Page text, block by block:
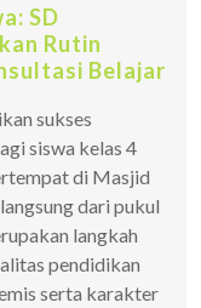
SD
Rutin
Belajar
sukses
siswa kelas 4
di Masjid
dari pukul
langkah
pendidikan
serta karakter